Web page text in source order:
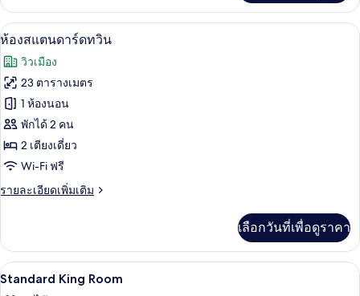
เกี่ยว
กับ
ห้อง
ดับเบิล
เปิด
ภาพถ่าย
ทั้งหมด
ของ
ห้อง
สแตนดาร์ด
ทวิน
ห้องสแตนดาร์ดทวิน | โต๊ะทำงาน, Wi-
10
ห้องสแตนดาร์ดทวิน
วิวเมือง
23 ตารางเมตร
1 ห้องนอน
พักได้ 2 คน
2 เตียงเดี่ยว
Wi-Fi ฟรี
รายละเอียดเพิ่มเติม
ราย
เกี่ยว
กับ
ห้อง
เลือกวันที่เพื่อดูราคา
เปิด
5
Standard King Room